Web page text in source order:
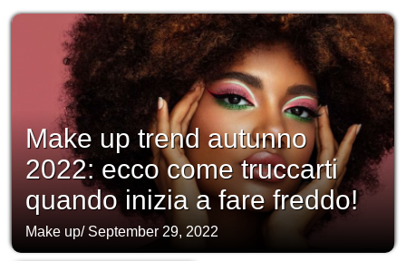
Make up trend autunno
2022: ecco come truccarti
quando inizia a fare freddo!
Make up/ September 29, 2022